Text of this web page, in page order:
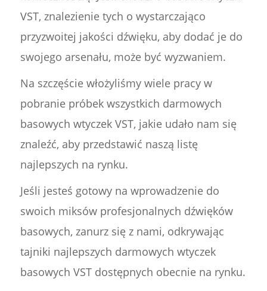
VST, znalezienie tych o wystarczająco
przyzwoitej jakości dźwięku, aby dodać je do
swojego arsenału, może być wyzwaniem.
Na szczęście włożyliśmy wiele pracy w
pobranie próbek wszystkich darmowych
basowych wtyczek VST, jakie udało nam się
znaleźć, aby przedstawić naszą listę
najlepszych na rynku.
Jeśli jesteś gotowy na wprowadzenie do
swoich miksów profesjonalnych dźwięków
basowych, zanurz się z nami, odkrywając
tajniki najlepszych darmowych wtyczek
basowych VST dostępnych obecnie na rynku.